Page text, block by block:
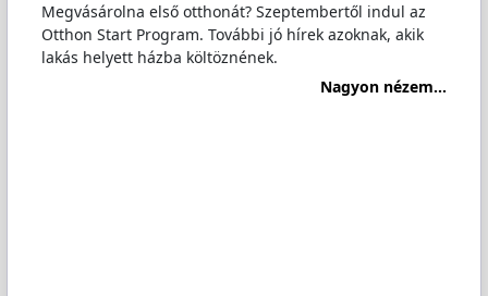
Megvásárolna első otthonát? Szeptembertől indul az
Otthon Start Program. További jó hírek azoknak, akik
lakás helyett házba költöznének.
Nagyon nézem...